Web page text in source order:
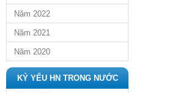
Năm 2022
Năm 2021
Năm 2020
KỶ YẾU HN TRONG NƯỚC